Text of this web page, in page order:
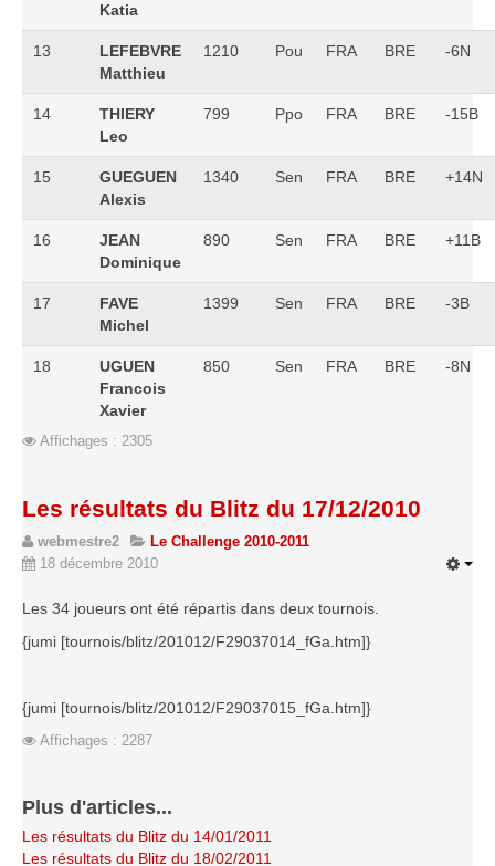
Katia
13
LEFEBVRE
Matthieu
1210 Pou FRA BRE -6N
14
THIERY
Leo
799 Ppo FRA BRE -15B
15
GUEGUEN
Alexis
1340 Sen FRA BRE +14N
16
JEAN
Dominique
890 Sen FRA BRE +11B
17
FAVE
Michel
1399 Sen FRA BRE -3B
18
UGUEN
Francois
Xavier
850 Sen FRA BRE -8N
Affichages : 2305
Les résultats du Blitz du 17/12/2010
webmestre2
Le Challenge 2010-2011
18 décembre 2010
Les 34 joueurs ont été répartis dans deux tournois.
{jumi [tournois/blitz/201012/F29037014_fGa.htm]}
{jumi [tournois/blitz/201012/F29037015_fGa.htm]}
Affichages : 2287
Plus d'articles...
Les résultats du Blitz du 14/01/2011
Les résultats du Blitz du 18/02/2011